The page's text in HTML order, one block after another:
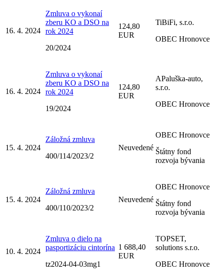
16. 4. 2024
Zmluva o vykonaí
zberu KO a DSO na
rok 2024
20/2024
124,80
EUR
TiBiFi, s.r.o.
OBEC Hronovce
16. 4. 2024
Zmluva o vykonaí
zberu KO a DSO na
rok 2024
19/2024
124,80
EUR
APaluška-auto,
s.r.o.
OBEC Hronovce
15. 4. 2024
Záložná zmluva
400/114/2023/2
Neuvedené
OBEC Hronovce
Štátny fond
rozvoja bývania
15. 4. 2024
Záložná zmluva
400/110/2023/2
Neuvedené
OBEC Hronovce
Štátny fond
rozvoja bývania
10. 4. 2024
Zmluva o dielo na
pasportizáciu cintorína
tz2024-04-03mg1
1 688,40
EUR
TOPSET,
solutions s.r.o.
OBEC Hronovce